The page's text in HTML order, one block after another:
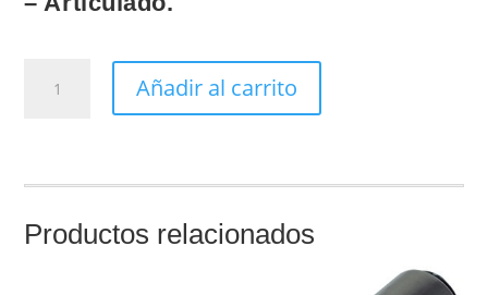
articulada
Añadir al carrito
Productos relacionados